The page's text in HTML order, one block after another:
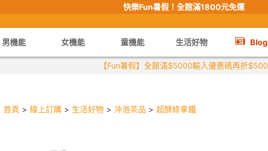
快樂Fun暑假！ 全館滿1800元免運
男機能 女機能 童機能 生活好物 Blog
【Fun暑假】全館滿$5000輸入優惠碼再折$500
首頁 > 線上訂購 > 生活好物 > 沖泡茶品 > 超酵綠拿鐵